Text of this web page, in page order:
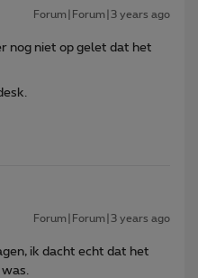
Forum|Forum|3 years ago
nog niet op gelet dat het
Forum|Forum|3 years ago
ik dacht echt dat het